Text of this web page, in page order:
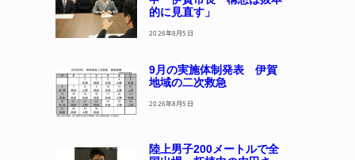
的に見直す」
2026年8月5日
9月の実施体制発表 伊賀
地域の二次救急
2026年8月5日
陸上男子200メートルで全